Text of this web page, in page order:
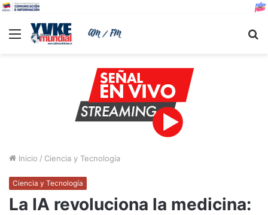
Menu
Inicio / Ciencia y Tecnología
Ciencia y Tecnología
La IA revoluciona la medicina: